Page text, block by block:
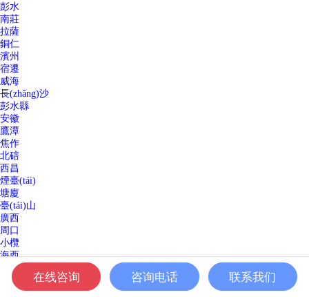
彭水
南莊
拉薩
銅仁
濱州
宿遷
威海
長(zhǎng)沙
彭水縣
安徽
鷹潭
焦作
北碚
西昌
煙臺(tái)
塘廈
臺(tái)山
廣西
周口
小欖
海西
營(yíng)口
萬(wàn)寧
郴州
在线咨询 咨询电话 联系我们